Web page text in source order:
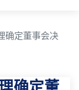
确定董事会决